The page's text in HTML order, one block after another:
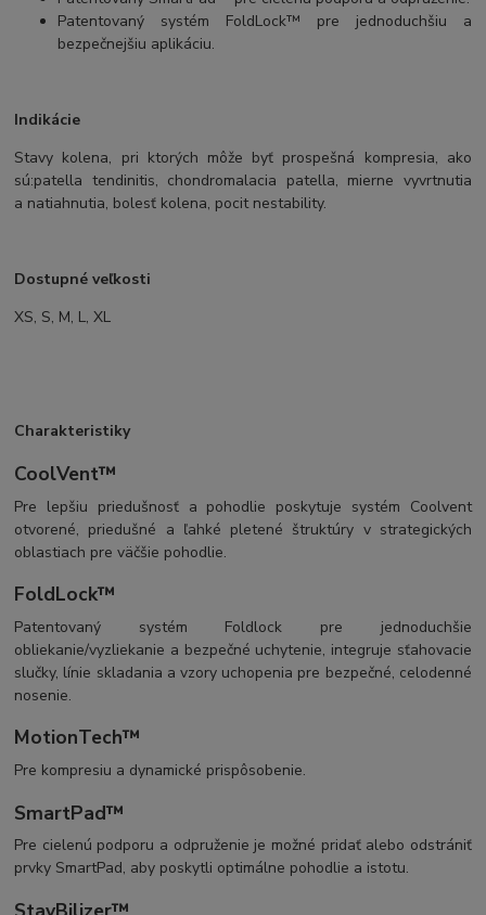
Patentovaný systém FoldLock™ pre jednoduchšiu a
bezpečnejšiu aplikáciu.
Indikácie
Stavy kolena, pri ktorých môže byť prospešná kompresia, ako
sú:patella tendinitis, chondromalacia patella, mierne vyvrtnutia
a natiahnutia, bolesť kolena, pocit nestability.
Dostupné veľkosti
XS, S, M, L, XL
Charakteristiky
CoolVent™
Pre lepšiu priedušnosť a pohodlie poskytuje systém Coolvent
otvorené, priedušné a ľahké pletené štruktúry v strategických
oblastiach pre väčšie pohodlie.
FoldLock™
Patentovaný systém Foldlock pre jednoduchšie
obliekanie/vyzliekanie a bezpečné uchytenie, integruje sťahovacie
slučky, línie skladania a vzory uchopenia pre bezpečné, celodenné
nosenie.
MotionTech™
Pre kompresiu a dynamické prispôsobenie.
SmartPad™
Pre cielenú podporu a odpruženie je možné pridať alebo odstrániť
prvky SmartPad, aby poskytli optimálne pohodlie a istotu.